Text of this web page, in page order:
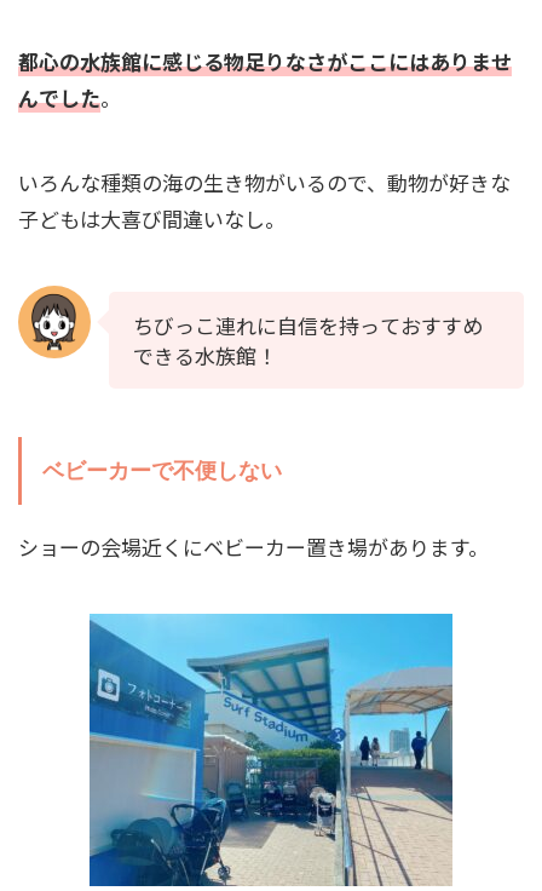
都心の水族館に感じる物足りなさがここにはありませ
んでした。
いろんな種類の海の生き物がいるので、動物が好きな
子どもは大喜び間違いなし。
ちびっこ連れに自信を持っておすすめ
できる水族館！
ベビーカーで不便しない
ショーの会場近くにベビーカー置き場があります。